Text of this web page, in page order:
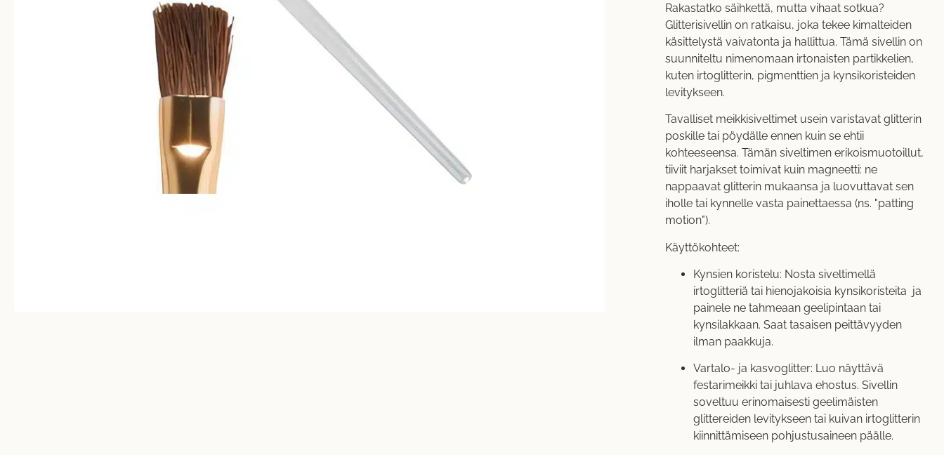
Rakastatko säihkettä, mutta vihaat sotkua?
Glitterisivellin on ratkaisu, joka tekee kimalteiden
käsittelystä vaivatonta ja hallittua. Tämä sivellin on
suunniteltu nimenomaan irtonaisten partikkelien,
kuten irtoglitterin, pigmenttien ja kynsikoristeiden
levitykseen.
Tavalliset meikkisiveltimet usein varistavat glitterin
poskille tai pöydälle ennen kuin se ehtii
kohteeseensa. Tämän siveltimen erikoismuotoillut,
tiiviit harjakset toimivat kuin magneetti: ne
nappaavat glitterin mukaansa ja luovuttavat sen
iholle tai kynnelle vasta painettaessa (ns. "patting
motion").
Käyttökohteet:
Kynsien koristelu: Nosta siveltimellä
irtoglitteriä tai hienojakoisia kynsikoristeita ja
painele ne tahmeaan geelipintaan tai
kynsilakkaan. Saat tasaisen peittävyyden
ilman paakkuja.
Vartalo- ja kasvoglitter: Luo näyttävä
festarimeikki tai juhlava ehostus. Sivellin
soveltuu erinomaisesti geelimäisten
glittereiden levitykseen tai kuivan irtoglitterin
kiinnittämiseen pohjustusaineen päälle.